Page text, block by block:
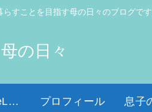
すことを目指す母の日々のブログです
の日々
line家族会☆PureLight☆ プロフィール